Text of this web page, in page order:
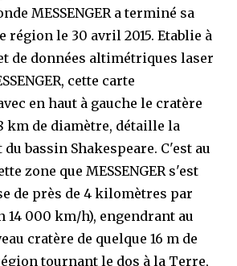
MESSENGER a terminé sa
région le 30 avril 2015. Etablie à
de données altimétriques laser
cette carte
en haut à gauche le cratère
km de diamètre, détaille la
bassin Shakespeare. C'est au
zone que MESSENGER s'est
de près de 4 kilomètres par
14 000 km/h), engendrant au
cratère de quelque 16 m de
tournant le dos à la Terre,